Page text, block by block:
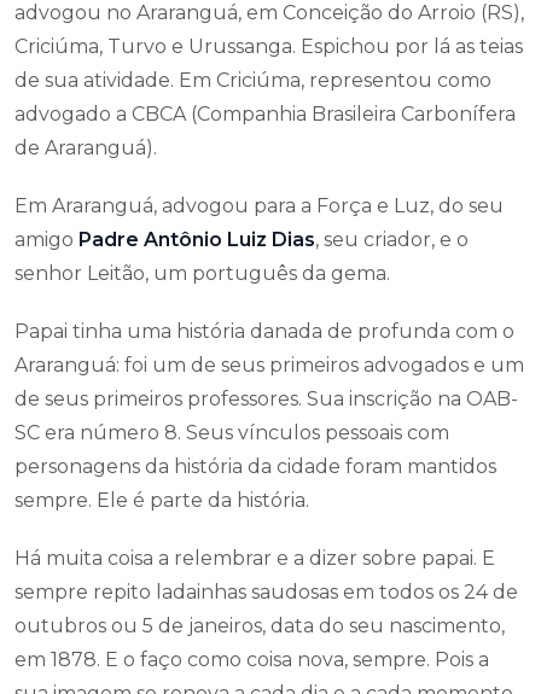
advogou no Araranguá, em Conceição do Arroio (RS),
Criciúma, Turvo e Urussanga. Espichou por lá as teias
de sua atividade. Em Criciúma, representou como
advogado a CBCA (Companhia Brasileira Carbonífera
de Araranguá).
Em Araranguá, advogou para a Força e Luz, do seu
amigo Padre Antônio Luiz Dias, seu criador, e o
senhor Leitão, um português da gema.
Papai tinha uma história danada de profunda com o
Araranguá: foi um de seus primeiros advogados e um
de seus primeiros professores. Sua inscrição na OAB-
SC era número 8. Seus vínculos pessoais com
personagens da história da cidade foram mantidos
sempre. Ele é parte da história.
Há muita coisa a relembrar e a dizer sobre papai. E
sempre repito ladainhas saudosas em todos os 24 de
outubros ou 5 de janeiros, data do seu nascimento,
em 1878. E o faço como coisa nova, sempre. Pois a